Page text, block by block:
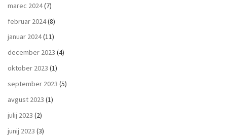
marec 2024(7)
februar 2024(8)
januar 2024(11)
december 2023 (4)
oktober 2023 (1)
september 2023 (5)
avgust 2023 (1)
julij 2023 (2)
junij 2023 (3)